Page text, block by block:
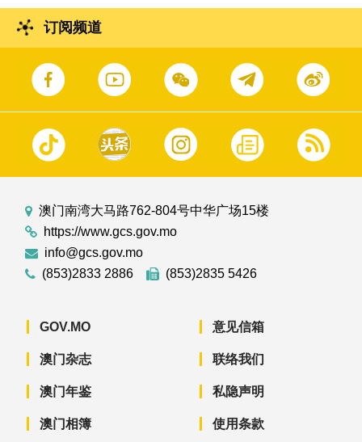
订阅频道
澳门南湾大马路762-804号中华广场15楼
https://www.gcs.gov.mo
info@gcs.gov.mo
(853)2833 2886
(853)2835 5426
GOV.MO
澳门杂志
澳门年鉴
澳门相簿
意见信箱
联络我们
私隐声明
使用条款